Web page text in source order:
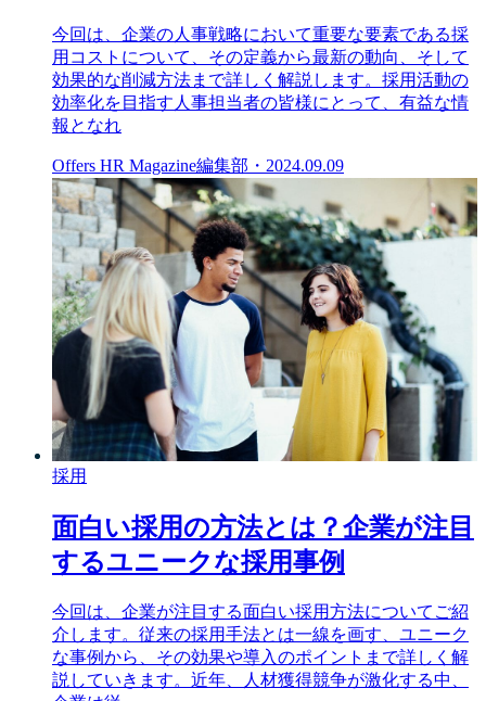
今回は、企業の人事戦略において重要な要素である採
用コストについて、その定義から最新の動向、そして
効果的な削減方法まで詳しく解説します。採用活動の
効率化を目指す人事担当者の皆様にとって、有益な情
報となれ
Offers HR Magazine編集部 ・ 2024.09.09
採用
面白い採用の方法とは？企業が注目
するユニークな採用事例
今回は、企業が注目する面白い採用方法についてご紹
介します。従来の採用手法とは一線を画す、ユニーク
な事例から、その効果や導入のポイントまで詳しく解
説していきます。近年、人材獲得競争が激化する中、